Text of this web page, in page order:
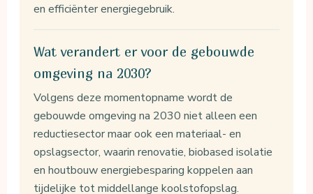
en efficiënter energiegebruik.
Wat verandert er voor de gebouwde
omgeving na 2030?
Volgens deze momentopname wordt de
gebouwde omgeving na 2030 niet alleen een
reductiesector maar ook een materiaal- en
opslagsector, waarin renovatie, biobased isolatie
en houtbouw energiebesparing koppelen aan
tijdelijke tot middellange koolstofopslag.